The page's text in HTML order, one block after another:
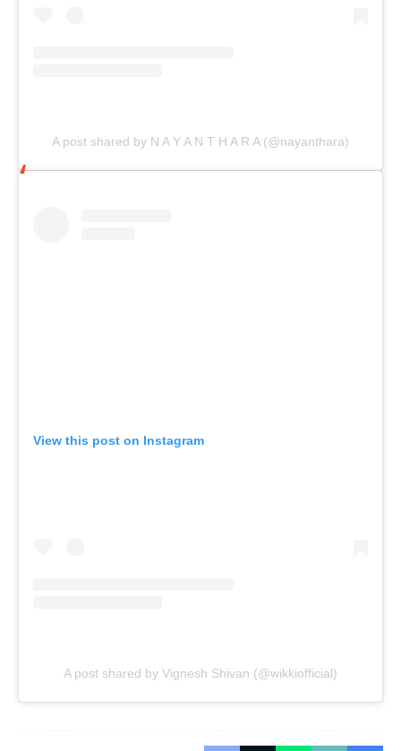
A post shared by N A Y A N T H A R A (@nayanthara)
View this post on Instagram
A post shared by Vignesh Shivan (@wikkiofficial)